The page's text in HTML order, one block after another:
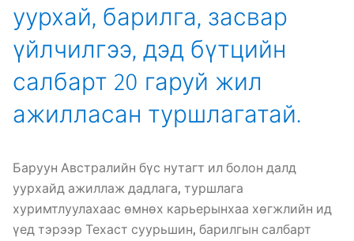
уурхай, барилга, засвар
үйлчилгээ, дэд бүтцийн
салбарт 20 гаруй жил
ажилласан туршлагатай.
Баруун Австралийн бүс нутагт ил болон далд
уурхайд ажиллаж дадлага, туршлага
хуримтлуулахаас өмнөх карьерынхаа хөгжлийн ид
үед тэрээр Техаст суурьшин, барилгын салбарт